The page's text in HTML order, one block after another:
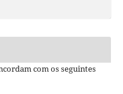
com os seguintes